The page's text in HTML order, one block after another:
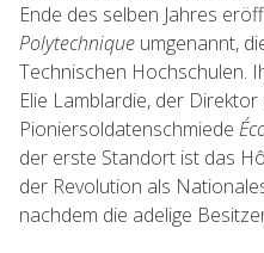
Ende des selben Jahres
Polytechnique umgenannt,
Technischen Hochschulen.
Elie Lamblardie, der
Pioniersoldatenschmiede
der erste Standort ist das
der Revolution als
nachdem die adelige